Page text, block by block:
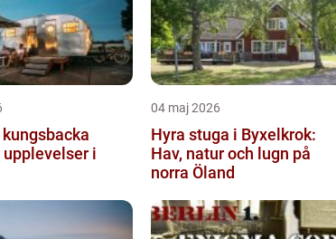
upplevelser i
04 maj 2026
Hyra stuga i Byxelkrok:
Hav, natur och lugn på
norra Öland